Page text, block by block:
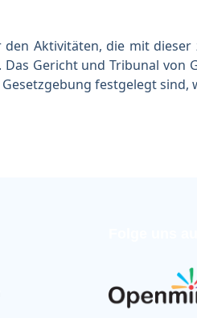
Aktivitäten, die mit dieser
Gericht und Tribunal von
festgelegt sind,